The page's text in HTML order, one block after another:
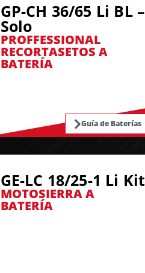
GP-CH 36/65 Li BL –
Solo
PROFFESSIONAL
RECORTASETOS A
BATERÍA
Guía de Baterías
GE-LC 18/25-1 Li Kit
MOTOSIERRA A
BATERÍA